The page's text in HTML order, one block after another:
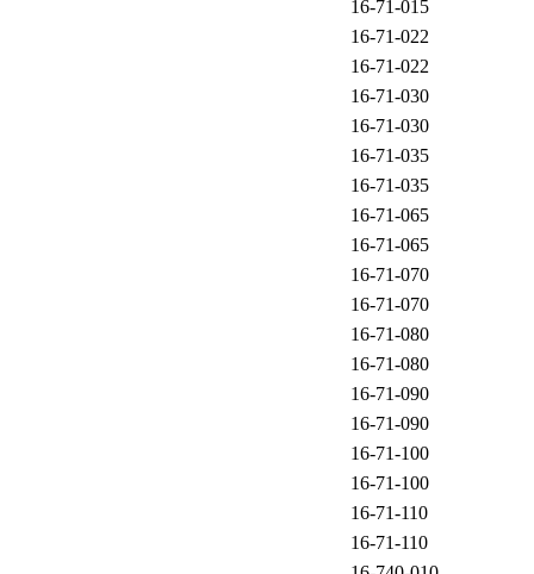
16-71-015
16-71-022
16-71-022
16-71-030
16-71-030
16-71-035
16-71-035
16-71-065
16-71-065
16-71-070
16-71-070
16-71-080
16-71-080
16-71-090
16-71-090
16-71-100
16-71-100
16-71-110
16-71-110